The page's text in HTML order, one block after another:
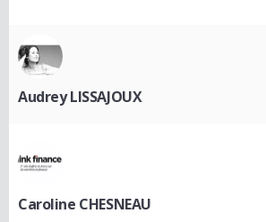
Audrey LISSAJOUX
Caroline CHESNEAU